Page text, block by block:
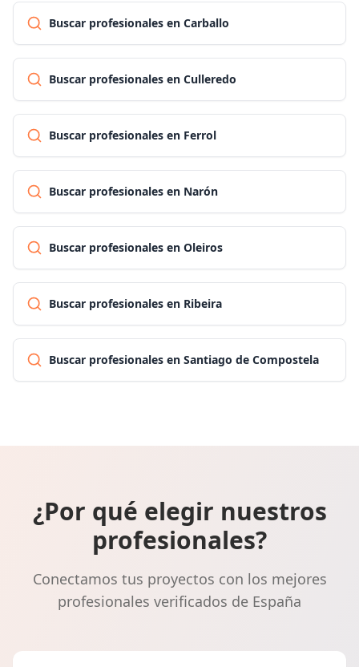
Buscar profesionales en Carballo
Buscar profesionales en Culleredo
Buscar profesionales en Ferrol
Buscar profesionales en Narón
Buscar profesionales en Oleiros
Buscar profesionales en Ribeira
Buscar profesionales en Santiago de Compostela
¿Por qué elegir nuestros
profesionales?
Conectamos tus proyectos con los mejores
profesionales verificados de España